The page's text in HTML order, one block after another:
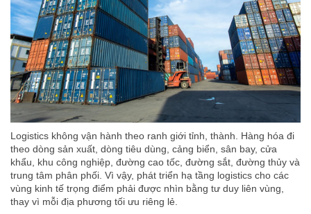
Logistics không vận hành theo ranh giới tỉnh, thành. Hàng hóa đi
theo dòng sản xuất, dòng tiêu dùng, cảng biển, sân bay, cửa
khẩu, khu công nghiệp, đường cao tốc, đường sắt, đường thủy và
trung tâm phân phối. Vì vậy, phát triển hạ tầng logistics cho các
vùng kinh tế trọng điểm phải được nhìn bằng tư duy liên vùng,
thay vì mỗi địa phương tối ưu riêng lẻ.